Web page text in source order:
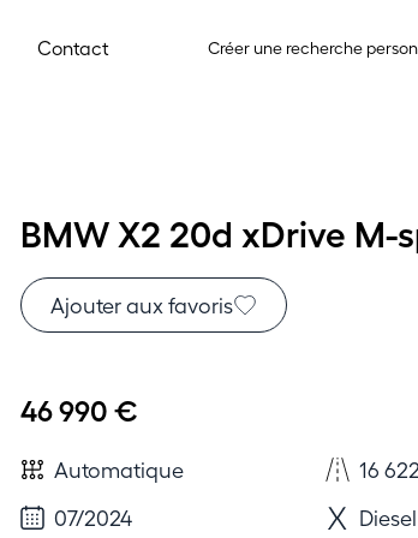
Contact Créer une recherche
BMW X2 20d xDrive M-
Ajouter aux favoris
46 990 €
Automatique
16
07/2024
Diesel